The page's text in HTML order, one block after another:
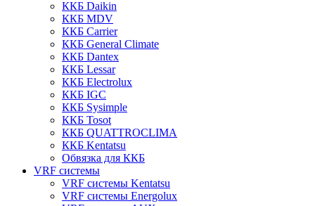
ККБ Daikin
ККБ MDV
ККБ Carrier
ККБ General Climate
ККБ Dantex
ККБ Lessar
ККБ Electrolux
ККБ IGC
ККБ Sysimple
ККБ Tosot
ККБ QUATTROCLIMA
ККБ Kentatsu
Обвязка для ККБ
VRF системы
VRF системы Kentatsu
VRF системы Energolux